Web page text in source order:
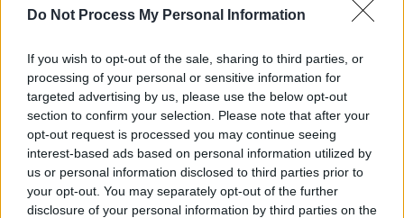
Do Not Process My Personal Information
If you wish to opt-out of the sale, sharing to third parties, or
processing of your personal or sensitive information for
targeted advertising by us, please use the below opt-out
section to confirm your selection. Please note that after your
opt-out request is processed you may continue seeing
interest-based ads based on personal information utilized by
us or personal information disclosed to third parties prior to
your opt-out. You may separately opt-out of the further
disclosure of your personal information by third parties on the